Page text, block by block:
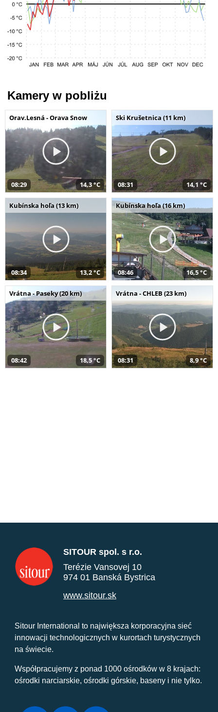
Kamery w pobliżu
Orav.Lesná - Orava Snow
08:29 14,3 °C
Ski Krušetnica (11 km)
08:31 14,1 °C
Kubínska hoľa (13 km)
08:34 13,2 °C
Kubínska hoľa (16 km)
08:46 16,5 °C
Vrátna - Paseky (20 km)
08:42 18,5 °C
Vrátna - CHLEB (23 km)
08:31 8,9 °C
SITOUR spol. s r.o.
Terézie Vansovej 10
974 01 Banská Bystrica
www.sitour.sk
Sitour International to największa korporacyjna sieć
innowacji technologicznych w kurortach turystycznych
na świecie.
Współpracujemy z ponad 1000 ośrodków w 8 krajach:
ośrodki narciarskie, ośrodki górskie, baseny i nie tylko.